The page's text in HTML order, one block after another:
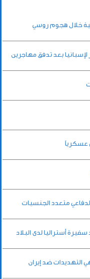
خلال هجوم روسي
بعد تدفق مهاجرين
عسكرياً
متعدد الجنسيات
أستراليا لدى البلاد
ضد إيران